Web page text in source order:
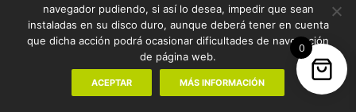
Chaleco Mujer (0)
(0)
0
navegador pudiendo, si así lo desea, impedir que sean
instaladas en su disco duro, aunque deberá tener en cuenta
que dicha acción podrá ocasionar dificultades de navegación
de página web.
ACEPTAR MÁS INFORMACIÓN